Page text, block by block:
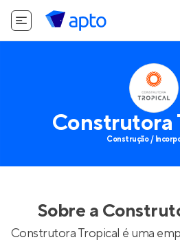
Construtora
Construção /
Sobre a
Construtora Tropical é uma